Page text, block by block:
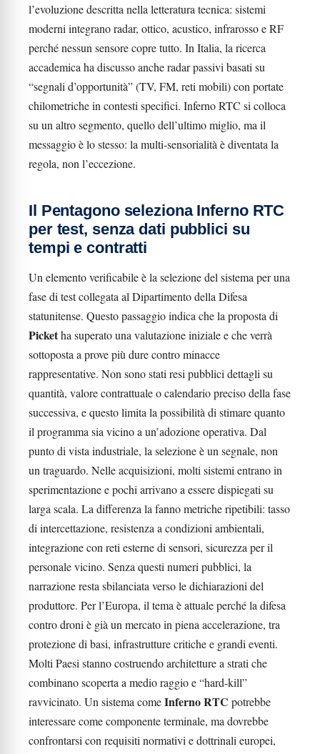
l’evoluzione descritta nella letteratura tecnica: sistemi
moderni integrano radar, ottico, acustico, infrarosso e RF
perché nessun sensore copre tutto. In Italia, la ricerca
accademica ha discusso anche radar passivi basati su
“segnali d’opportunità” (TV, FM, reti mobili) con portate
chilometriche in contesti specifici. Inferno RTC si colloca
su un altro segmento, quello dell’ultimo miglio, ma il
messaggio è lo stesso: la multi-sensorialità è diventata la
regola, non l’eccezione.
Il Pentagono seleziona Inferno RTC
per test, senza dati pubblici su
tempi e contratti
Un elemento verificabile è la selezione del sistema per una
fase di test collegata al Dipartimento della Difesa
statunitense. Questo passaggio indica che la proposta di
Picketha superato una valutazione iniziale e che verrà
sottoposta a prove più dure contro minacce
rappresentative. Non sono stati resi pubblici dettagli su
quantità, valore contrattuale o calendario preciso della fase
successiva, e questo limita la possibilità di stimare quanto
il programma sia vicino a un’adozione operativa. Dal
punto di vista industriale, la selezione è un segnale, non
un traguardo. Nelle acquisizioni, molti sistemi entrano in
sperimentazione e pochi arrivano a essere dispiegati su
larga scala. La differenza la fanno metriche ripetibili: tasso
di intercettazione, resistenza a condizioni ambientali,
integrazione con reti esterne di sensori, sicurezza per il
personale vicino. Senza questi numeri pubblici, la
narrazione resta sbilanciata verso le dichiarazioni del
produttore. Per l’Europa, il tema è attuale perché la difesa
contro droni è già un mercato in piena accelerazione, tra
protezione di basi, infrastrutture critiche e grandi eventi.
Molti Paesi stanno costruendo architetture a strati che
combinano scoperta a medio raggio e “hard-kill”
ravvicinato. Un sistema comeInferno RTC potrebbe
interessare come componente terminale, ma dovrebbe
confrontarsi con requisiti normativi e dottrinali europei,